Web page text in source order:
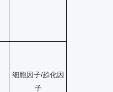
细胞因子/趋化因
子